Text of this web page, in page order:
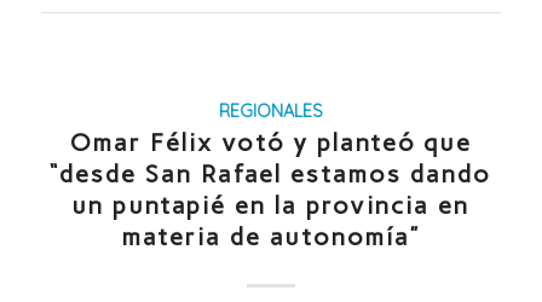
REGIONALES
Omar Félix votó y planteó que
“desde San Rafael estamos dando
un puntapié en la provincia en
materia de autonomía”